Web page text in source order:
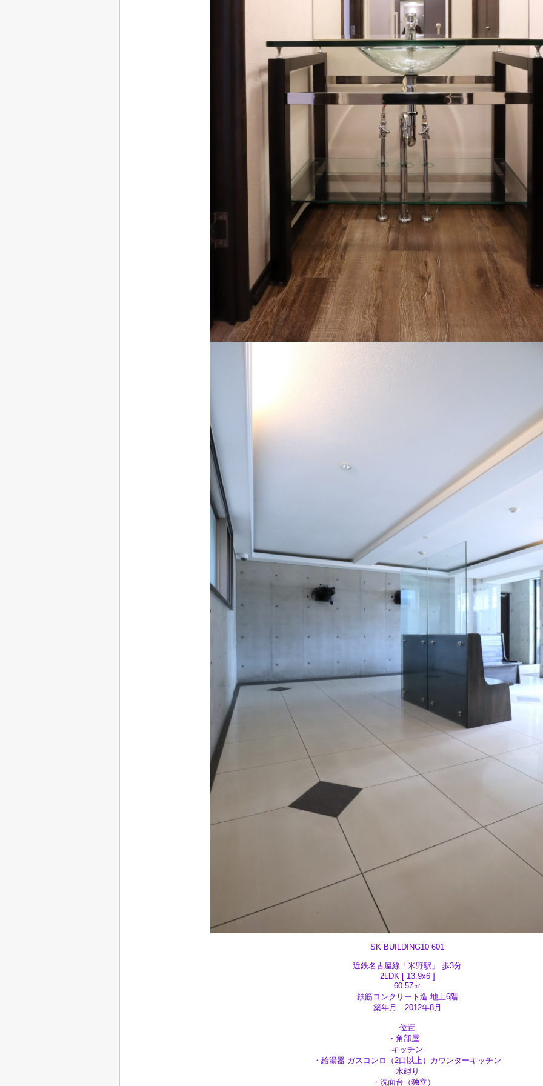
SK BUILDING10 601
近鉄名古屋線「米野駅」 歩3分
2LDK [ 13.9x6 ]
60.57㎡
鉄筋コンクリート造 地上6階
築年月 2012年8月
位置
・角部屋
キッチン
・給湯器 ガスコンロ（2口以上）カウンターキッチン
水廻り
・洗面台（独立）